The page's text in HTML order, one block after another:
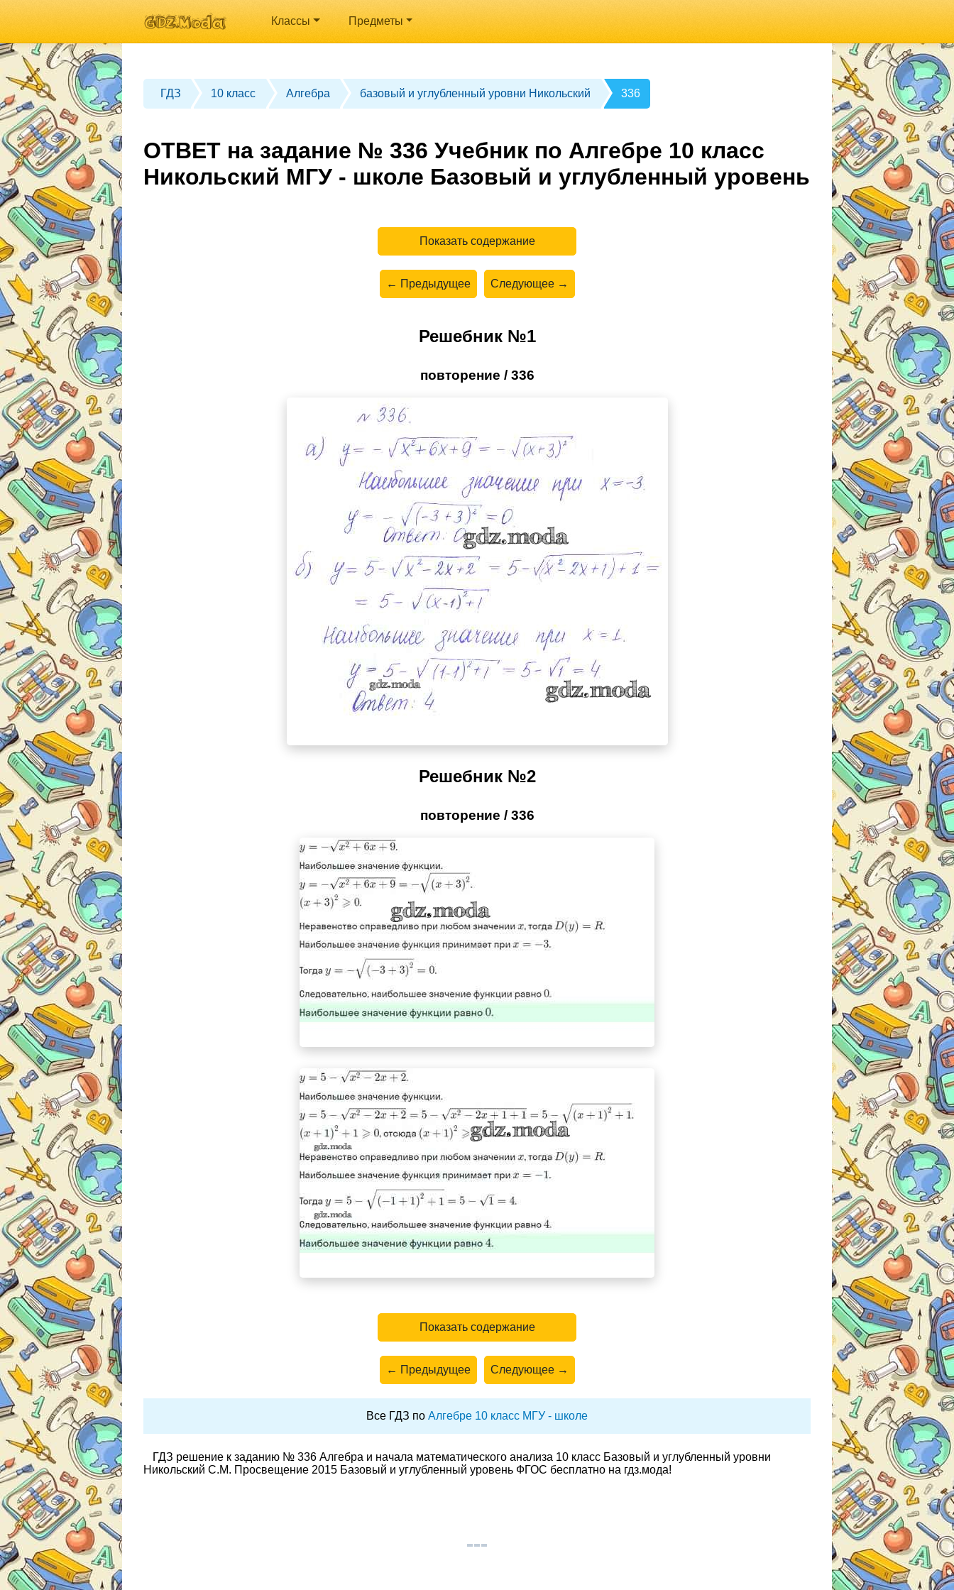
Классы Предметы
ГДЗ 10 класс Алгебра базовый и углубленный уровни Никольский 336
ОТВЕТ на задание № 336 Учебник по Алгебре 10 класс
Никольский МГУ - школе Базовый и углубленный уровень
Показать содержание
← Предыдущее Следующее →
Решебник №1
повторение / 336
Решебник №2
повторение / 336
Показать содержание
← Предыдущее Следующее →
Все ГДЗ по Алгебре 10 класс МГУ - школе
ГДЗ решение к заданию № 336 Алгебра и начала математического анализа 10 класс Базовый и углубленный уровни
Никольский С.М. Просвещение 2015 Базовый и углубленный уровень ФГОС бесплатно на гдз.мода!